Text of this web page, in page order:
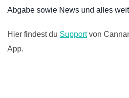
Abgabe sowie News und alles
Hier findest du Supportvon
App.